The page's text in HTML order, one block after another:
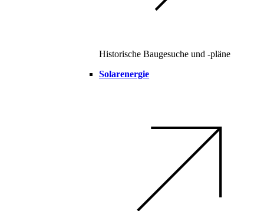
Historische Baugesuche und -pläne
Solarenergie